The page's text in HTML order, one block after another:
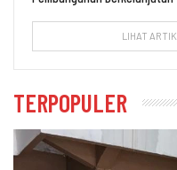
LIHAT
TERPOPULER